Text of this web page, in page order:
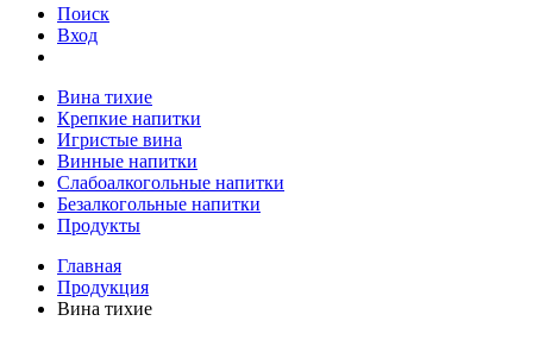
Поиск
Вход
Вина тихие
Крепкие напитки
Игристые вина
Винные напитки
Слабоалкогольные напитки
Безалкогольные напитки
Продукты
Главная
Продукция
Вина тихие